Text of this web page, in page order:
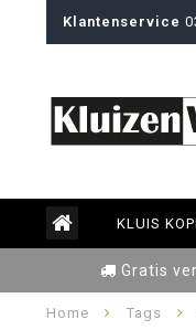
Klantenservice
KLUIS
Gratis
Home Tags